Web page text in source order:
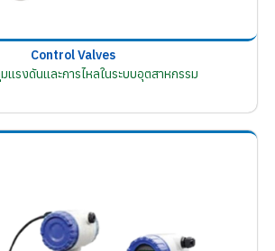
Control Valves
แรงดันและการไหลในระบบอุตสาหกรรม